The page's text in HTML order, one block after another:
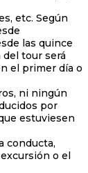
etc. Según
las quince
tour será
el primer día o
ni ningún
por
estuviesen
conducta,
o el